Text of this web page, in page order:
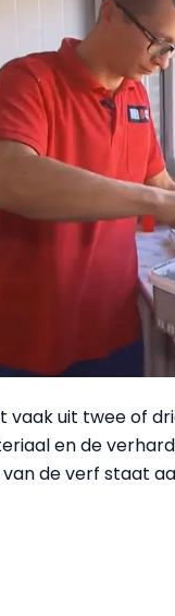
vaak uit twee of
en de
de verf staat